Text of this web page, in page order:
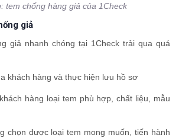
tem chống hàng giả của 1Check
giả
giả nhanh chóng tại 1Check trải qua quá
khách hàng và thực hiện lưu hồ sơ
hàng loại tem phù hợp, chất liệu, mẫu
chọn được loại tem mong muốn, tiến hành